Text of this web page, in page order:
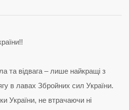
та відвага – лише найкращі з
в лавах Збройних сил України.
України, не втрачаючи ні